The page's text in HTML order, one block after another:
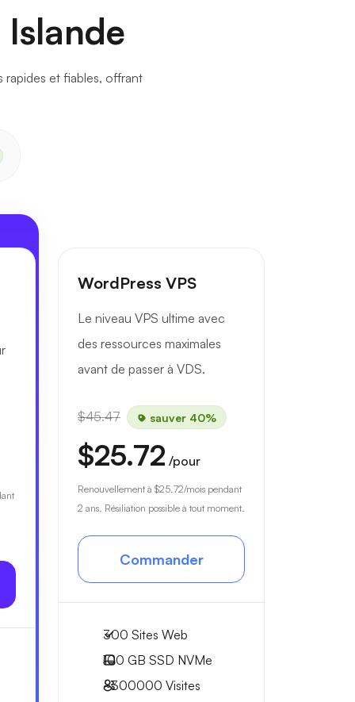
rapides et fiables, offrant
WordPress VPS
Le niveau VPS ultime avec
des ressources maximales
avant de passer à VDS.
$45.47 sauver 40%
$25.72 /pour
Renouvellement à $25.72/mois pendant
2 ans. Résiliation possible à tout moment.
Commander
300 Sites Web
100 GB SSD NVMe
~300000 Visites